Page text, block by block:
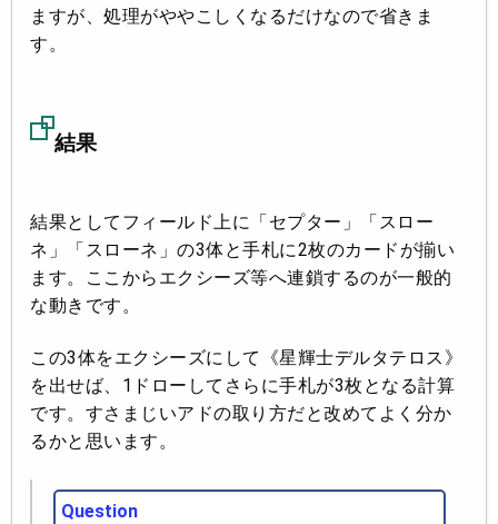
ますが、処理がややこしくなるだけなので省きま
す。
結果
結果としてフィールド上に「セプター」「スロー
ネ」「スローネ」の3体と手札に2枚のカードが揃い
ます。ここからエクシーズ等へ連鎖するのが一般的
な動きです。
この3体をエクシーズにして《星輝士デルタテロス》
を出せば、1ドローしてさらに手札が3枚となる計算
です。すさまじいアドの取り方だと改めてよく分か
るかと思います。
Question